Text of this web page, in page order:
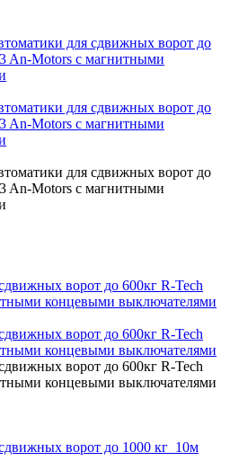
для сдвижных ворот до
An-Motors с магнитными
для сдвижных ворот до
An-Motors с магнитными
для сдвижных ворот до
An-Motors с магнитными
ворот до 600кг R-Tech
концевыми выключателями
ворот до 600кг R-Tech
концевыми выключателями
ворот до 600кг R-Tech
концевыми выключателями
ворот до 1000 кг_10м